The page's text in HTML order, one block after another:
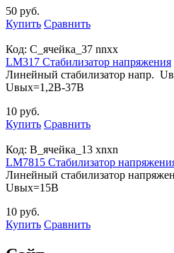
50 руб.
Купить Сравнить
Код: С_ячейка_37 nnxx
LM317 Стабилизатор напряжения
Линейный стабилизатор напр.
Uвых=1,2В-37В
10 руб.
Купить Сравнить
Код: B_ячейка_13 xnxn
LM7815 Стабилизатор
Линейный стабилизатор
Uвых=15В
10 руб.
Купить Сравнить